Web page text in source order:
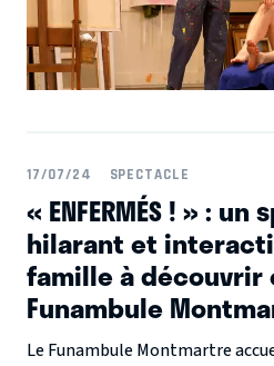
17/07/24 SPECTACLE
« ENFERMÉS ! » :
hilarant et
famille à découvrir
Funambule
Le Funambule Montmartre accueille un spectacle unique